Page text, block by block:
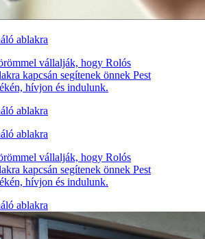
ablakra
vállalják, hogy Rolós
kapcsán segítenek önnek Pest
hívjon és indulunk.
ablakra
ablakra
vállalják, hogy Rolós
kapcsán segítenek önnek Pest
hívjon és indulunk.
ablakra